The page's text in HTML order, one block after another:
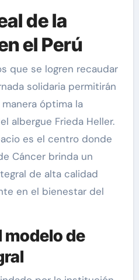
de la
el Perú
que se logren recaudar
solidaria permitirán
óptima la
albergue Frieda Heller.
es el centro donde
Cáncer brinda un
de alta calidad
en el bienestar del
modelo de